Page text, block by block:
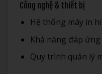
Công nghệ & thiết bị
Hệ thống máy in
Khả năng đáp
Quy trình quản lý